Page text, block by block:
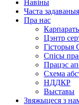
Навіны
Часта
Пра нас
Цэнтр
Гісторыя
Спісы
Працэс
Схема
НДДКР
Выставы
Звяжыцеся з